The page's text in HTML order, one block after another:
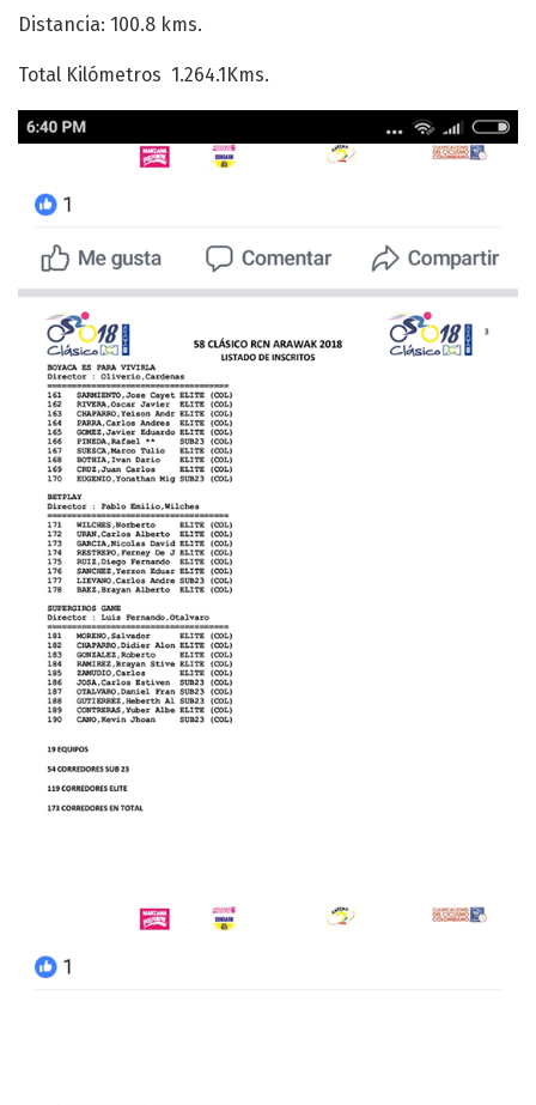
Distancia: 100.8 kms.
Total Kilómetros 1.264.1Kms.